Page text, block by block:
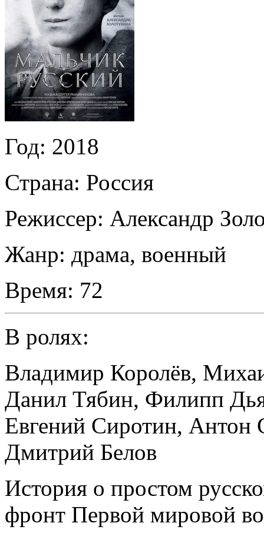
Год: 2018
Страна: Россия
Режиссер: Александр
Жанр: драма, военный
Время: 72
В ролях:
Владимир Королёв,
Данил Тябин, Филипп
Евгений Сиротин, Антон
Дмитрий Белов
История о простом
фронт Первой мировой